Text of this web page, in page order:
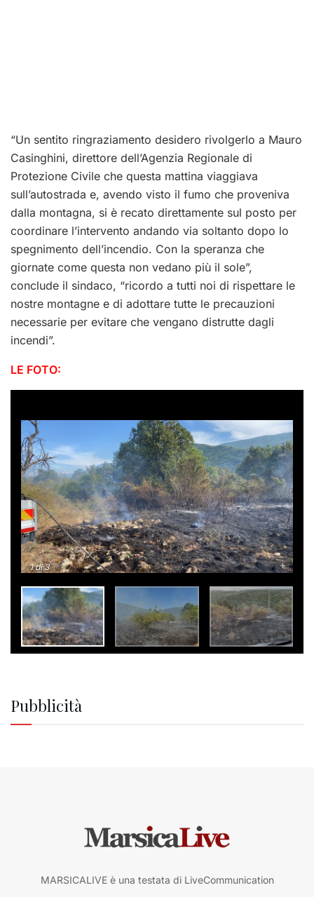
“Un sentito ringraziamento desidero rivolgerlo a Mauro
Casinghini, direttore dell’Agenzia Regionale di
Protezione Civile che questa mattina viaggiava
sull’autostrada e, avendo visto il fumo che proveniva
dalla montagna, si è recato direttamente sul posto per
coordinare l’intervento andando via soltanto dopo lo
spegnimento dell’incendio. Con la speranza che
giornate come questa non vedano più il sole”,
conclude il sindaco, “ricordo a tutti noi di rispettare le
nostre montagne e di adottare tutte le precauzioni
necessarie per evitare che vengano distrutte dagli
incendi”.
LE FOTO:
1di 3 - +
Pubblicità
MARSICALIVE è una testata di LiveCommunication